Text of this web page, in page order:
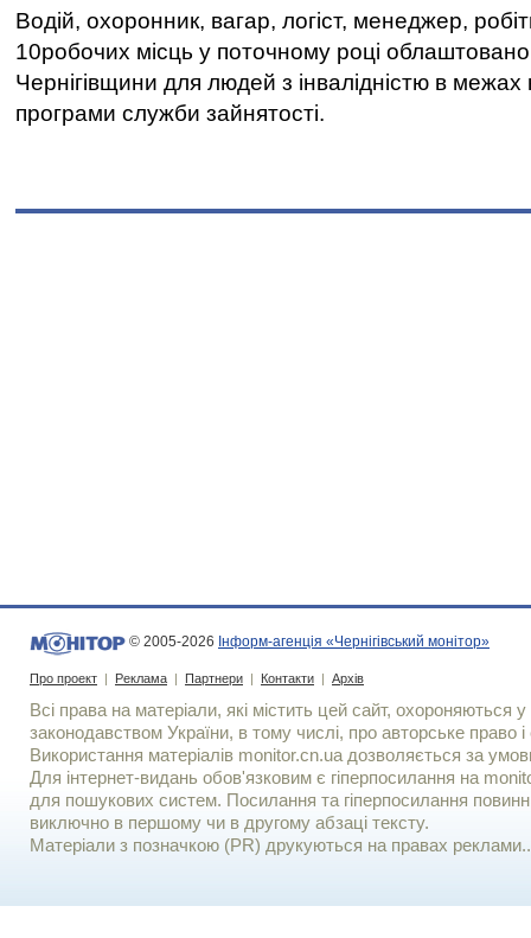
Водій, охоронник, вагар, логіст, менеджер,
10робочих місць у поточному році
Чернігівщини для людей з інвалідністю в межах
програми служби зайнятості.
© 2005-2026 Інформ-агенція «Чернігівський монітор»
Про проект | Реклама | Партнери | Контакти | Архів
Всі права на матеріали, які містить цей сайт, охороняються у
законодавством України, в тому числі, про авторське право і
Використання матерiалiв monitor.cn.ua дозволяється за
Для iнтернет-видань обов'язковим є гiперпосилання на
для пошукових систем. Посилання та гіперпосилання
виключно в першому чи в другому абзаці тексту.
Матеріали з позначкою (PR) друкуються на правах реклами..